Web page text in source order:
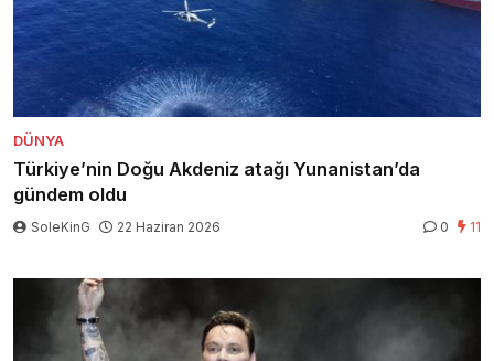
DÜNYA
Türkiye’nin Doğu Akdeniz atağı Yunanistan’da
gündem oldu
SoleKinG 22 Haziran 2026 0 11